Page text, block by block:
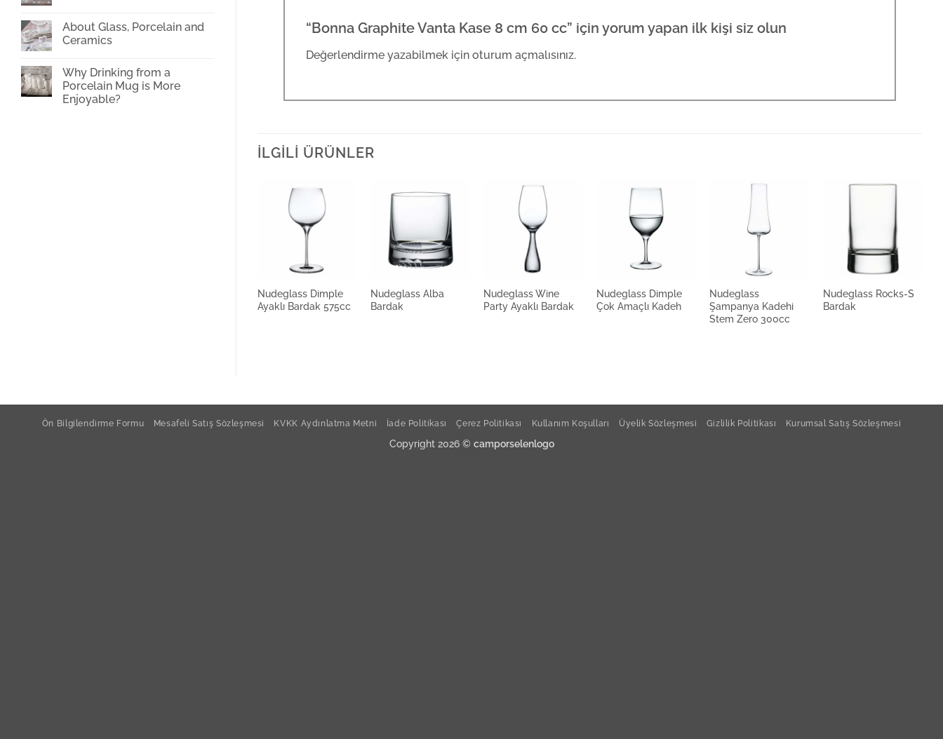
Glass
Cup
Printing
About Glass, Porcelain and
Ceramics
on
About
Glass,
Porcelain
Why Drinking from a
Porcelain Mug is More
Enjoyable?
“Bonna Graphite Vanta Kase 8 cm 60 cc” için yorum yapan ilk kişi siz olun
Değerlendirme yazabilmek için oturum açmalısınız.
İLGILI ÜRÜNLER
Nudeglass Dimple
Ayaklı Bardak 575cc
Nudeglass Alba
Bardak
Nudeglass Wine
Party Ayaklı Bardak
Nudeglass Dimple
Çok Amaçlı Kadeh
Nudeglass
Şampanya Kadehi
Stem Zero 300cc
Nudeglass Rocks-S
Bardak
Ön Bilgilendirme Formu Mesafeli Satış Sözleşmesi KVKK Aydınlatma Metni İade Politikası Çerez Politikası Kullanım Koşulları Üyelik Sözleşmesi Gizlilik Politikası Kurumsal Satış Sözleşmesi
Copyright 2026 © camporselenlogo